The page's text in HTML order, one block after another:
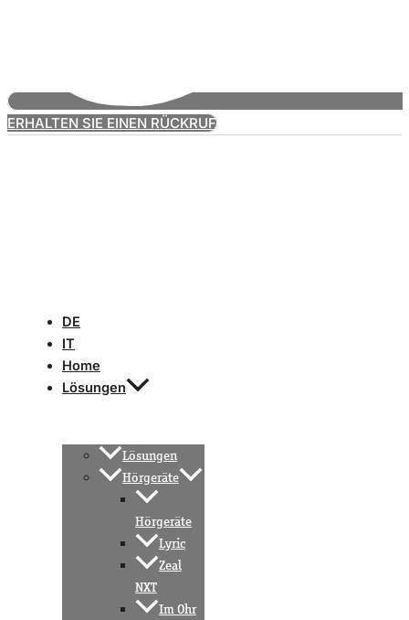
ERHALTEN SIE EINEN RÜCKRUF
DE
IT
Home
Lösungen
Lösungen
Hörgeräte
Hörgeräte
Lyric
Zeal
NXT
Im Ohr